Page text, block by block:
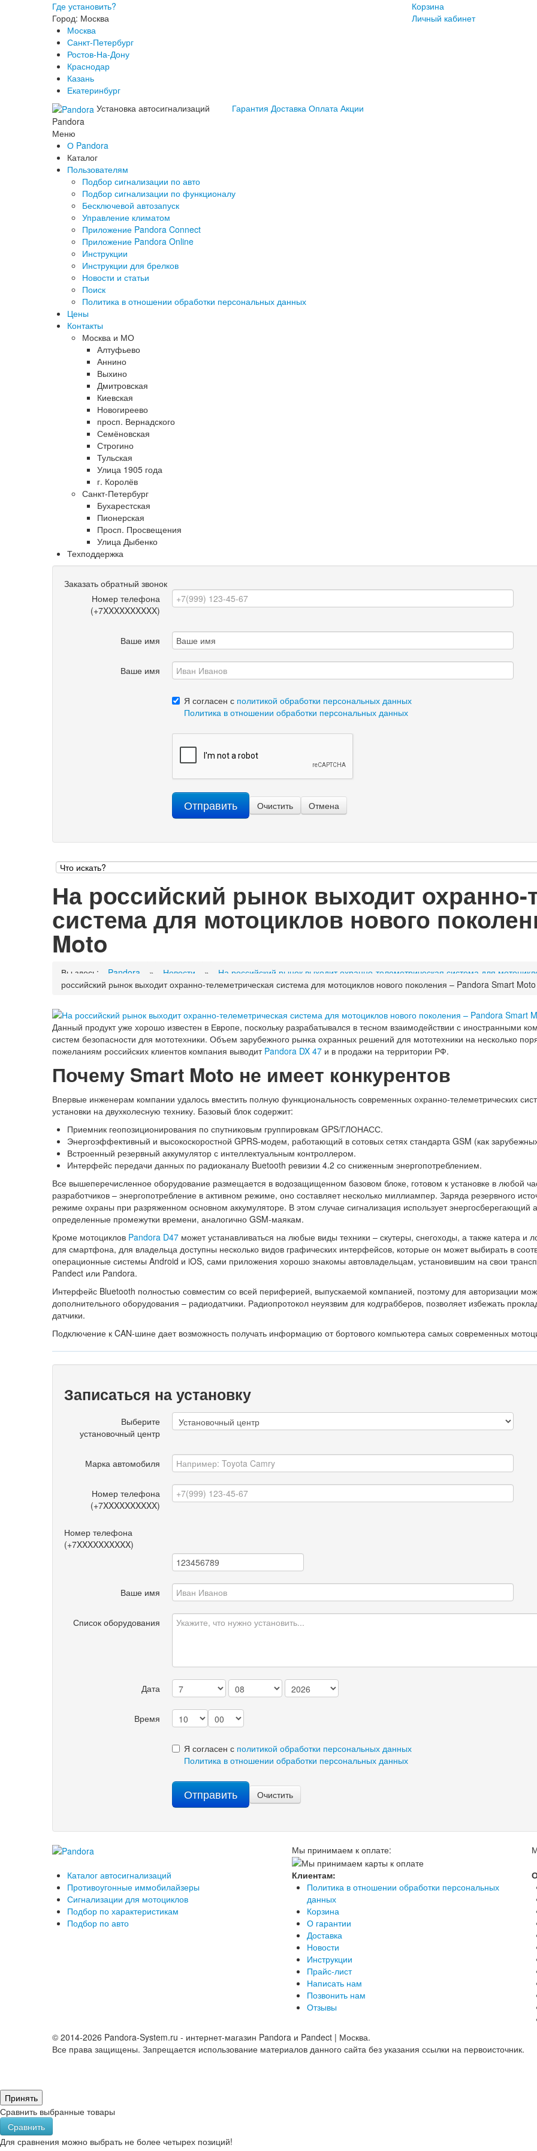
Где установить?
Город: Москва
Москва
Санкт-Петербург
Ростов-На-Дону
Краснодар
Казань
Екатеринбург
Корзина
Личный кабинет
Установка автосигнализаций
Pandora
Гарантия Доставка Оплата Акции
Меню
О Pandora
Каталог
Пользователям
Подбор сигнализации по авто
Подбор сигнализации по функционалу
Бесключевой автозапуск
Управление климатом
Приложение Pandora Connect
Приложение Pandora Online
Инструкции
Инструкции для брелков
Новости и статьи
Поиск
Политика в отношении обработки персональных данных
Цены
Контакты
Москва и МО
Алтуфьево
Аннино
Выхино
Дмитровская
Киевская
Новогиреево
просп. Вернадского
Семёновская
Строгино
Тульская
Улица 1905 года
г. Королёв
Санкт-Петербург
Бухарестская
Пионерская
Просп. Просвещения
Улица Дыбенко
Техподдержка
Заказать обратный звонок
Номер телефона
(+7XXXXXXXXXX)
Ваше имя
Ваше имя
Я согласен с политикой обработки персональных данных
Политика в отношении обработки персональных данных
Отправить Очистить Отмена
На российский рынок выходит охранно-
система для мотоциклов нового
Moto
Вы здесь: Pandora » Новости »
На российский рынок выходит охранно-телеметрическая система для
российский рынок выходит охранно-телеметрическая система для мотоциклов нового поколения – Pandora Smart Moto
Данный продукт уже хорошо известен в Европе, поскольку разрабатывался в тесном взаимодействии с иностранными
систем безопасности для мототехники. Объем зарубежного рынка охранных решений для мототехники на несколько
пожеланиям российских клиентов компания выводит Pandora DX 47 и в продажи на территории РФ.
Почему Smart Moto не имеет конкурентов
Впервые инженерам компании удалось вместить полную функциональность современных охранно-телеметрических
установки на двухколесную технику. Базовый блок содержит:
Приемник геопозиционирования по спутниковым группировкам GPS/ГЛОНАСС.
Энергоэффективный и высокоскоростной GPRS-модем, работающий в сотовых сетях стандарта GSM (как
Встроенный резервный аккумулятор с интеллектуальным контроллером.
Интерфейс передачи данных по радиоканалу Buetooth ревизии 4.2 со сниженным энергопотреблением.
Все вышеперечисленное оборудование размещается в водозащищенном базовом блоке, готовом к установке в любой
разработчиков – энергопотребление в активном режиме, оно составляет несколько миллиампер. Заряда резервного
режиме охраны при разряженном основном аккумуляторе. В этом случае сигнализация использует энергосберегающий
определенные промежутки времени, аналогично GSM-маякам.
Кроме мотоциклов Pandora D47 может устанавливаться на любые виды техники – скутеры, снегоходы, а также катера и
для смартфона, для владельца доступны несколько видов графических интерфейсов, которые он может выбирать в
операционные системы Android и iOS, сами приложения хорошо знакомы автовладельцам, установившим на свои
Pandect или Pandora.
Интерфейс Bluetooth полностью совместим со всей периферией, выпускаемой компанией, поэтому для авторизации
дополнительного оборудования – радиодатчики. Радиопротокол неуязвим для кодграбберов, позволяет избежать
датчики.
Подключение к CAN-шине дает возможность получать информацию от бортового компьютера самых современных
Записаться на установку
Выберите
установочный центр
Марка автомобиля
Номер телефона
(+7XXXXXXXXXX)
Номер телефона
(+7XXXXXXXXXX)
Ваше имя
Список оборудования
Дата
Время
Я согласен с политикой обработки персональных данных
Политика в отношении обработки персональных данных
Отправить Очистить
Мы принимаем к оплате:
Каталог автосигнализаций
Противоугонные иммобилайзеры
Сигнализации для мотоциклов
Подбор по характеристикам
Подбор по авто
Клиентам:
Политика в отношении обработки персональных
данных
Корзина
О гарантии
Доставка
Новости
Инструкции
Прайс-лист
Написать нам
Позвонить нам
Отзывы
© 2014-2026 Pandora-System.ru - интернет-магазин Pandora и Pandect | Москва.
Все права защищены. Запрещается использование материалов данного сайта без указания ссылки на первоисточник.
Принять
Сравнить выбранные товары
Сравнить
Для сравнения можно выбрать не более четырех позиций!